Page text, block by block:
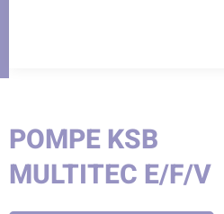
POMPE KSB
MULTITEC E/F/V